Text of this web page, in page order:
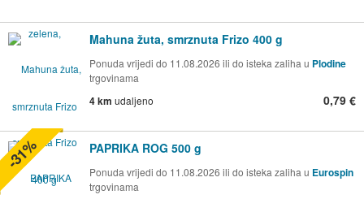
Mahuna žuta, smrznuta Frizo 400 g
Ponuda vrijedi do 11.08.2026 ili do isteka zaliha u Plodine
trgovinama
4 km udaljeno 0,79 €
PAPRIKA ROG 500 g
Ponuda vrijedi do 11.08.2026 ili do isteka zaliha u Eurospin
trgovinama
-31%